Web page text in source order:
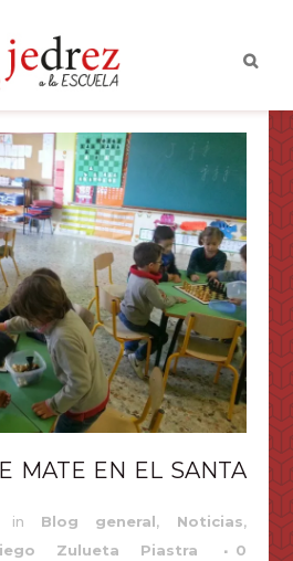
MATE EN EL SANTA
in Blog general, Noticias,
Zulueta Piastra
0